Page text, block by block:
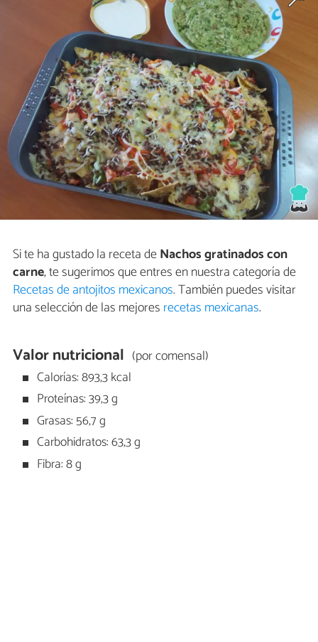
Si te ha gustado la receta deNachos gratinados con
carne, te sugerimos que entres en nuestra categoría de
Recetas de antojitos mexicanos. También puedes visitar
una selección de las mejores recetas mexicanas.
Valor nutricional (por comensal)
Calorías: 893,3 kcal
Proteínas: 39,3 g
Grasas: 56,7 g
Carbohidratos: 63,3 g
Fibra: 8 g